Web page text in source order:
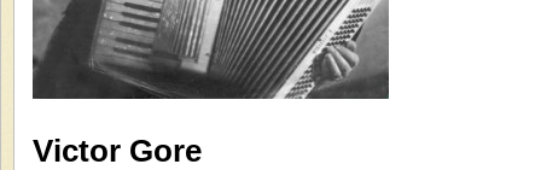
Victor Gore